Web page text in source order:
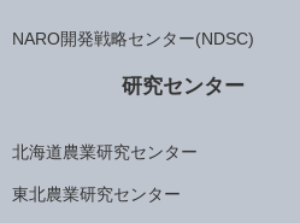
NARO開発戦略センター(NDSC)
研究センター
北海道農業研究センター
東北農業研究センター